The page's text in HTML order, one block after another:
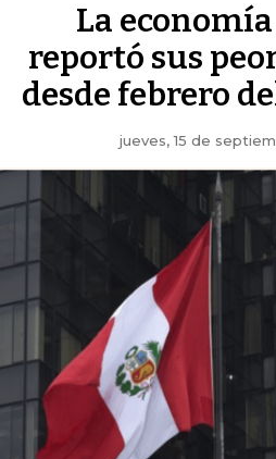
La
reportó sus
desde febrero
jueves, 15 de